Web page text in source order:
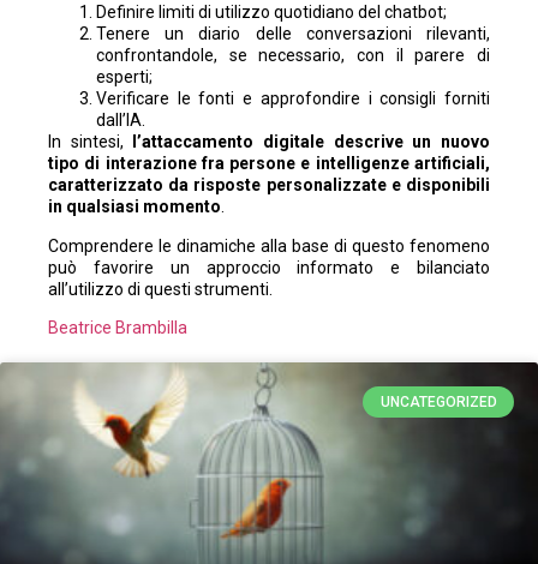
Definire limiti di utilizzo quotidiano del chatbot;
Tenere un diario delle conversazioni rilevanti,
confrontandole, se necessario, con il parere di
esperti;
Verificare le fonti e approfondire i consigli forniti
dall’IA.
In sintesi,
l’attaccamento digitale descrive un nuovo
tipo di interazione fra persone e intelligenze artificiali,
caratterizzato da risposte personalizzate e disponibili
in qualsiasi momento.
Comprendere le dinamiche alla base di questo fenomeno
può favorire un approccio informato e bilanciato
all’utilizzo di questi strumenti.
Beatrice Brambilla
UNCATEGORIZED